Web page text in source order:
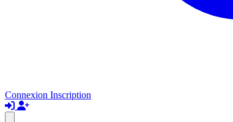
Connexion Inscription